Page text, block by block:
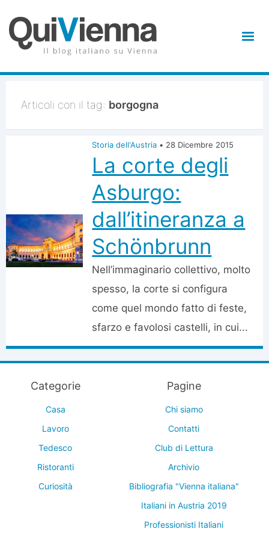
Articoli con il tag: borgogna
Storia dell'Austria • 28 Dicembre 2015
La corte degli
Asburgo:
dall’itineranza a
Schönbrunn
Nell’immaginario collettivo, molto
spesso, la corte si configura
come quel mondo fatto di feste,
sfarzo e favolosi castelli, in cui...
Categorie
Casa
Lavoro
Tedesco
Ristoranti
Curiosità
Pagine
Chi siamo
Contatti
Club di Lettura
Archivio
Bibliografia "Vienna italiana"
Italiani in Austria 2019
Professionisti Italiani